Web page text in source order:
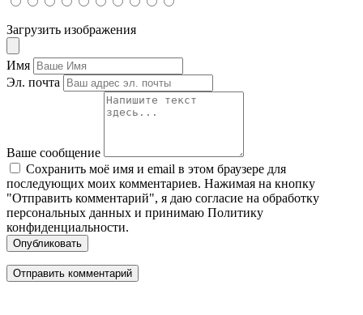
Загрузить изображения
Имя
Эл. почта
Ваше сообщение
Сохранить моё имя и email в этом браузере для
последующих моих комментариев. Нажимая на кнопку
"Отправить комментарий", я даю согласие на обработку
персональных данных и принимаю Политику
конфиденциальности.
Опубликовать